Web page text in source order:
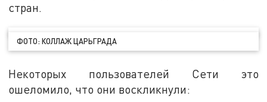
стран.
ФОТО: КОЛЛАЖ ЦАРЬГРАДА
Некоторых пользователей Сети это
ошеломило, что они воскликнули: